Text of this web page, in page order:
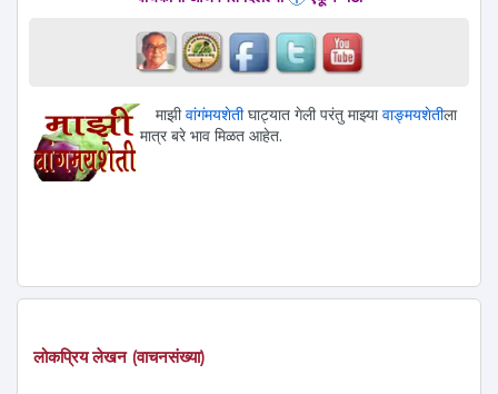
माझीवांगंमयशेतीघाट्यात गेली परंतु माझ्यावाङ्मयशेतीला
मात्र बरे भाव मिळत आहेत.
लोकप्रिय लेखन (वाचनसंख्या)